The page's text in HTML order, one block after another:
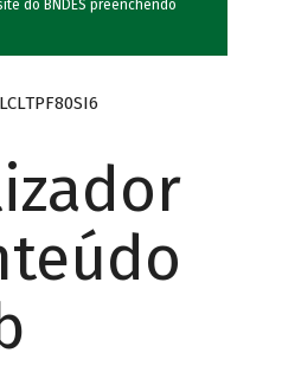
do BNDES preenchendo